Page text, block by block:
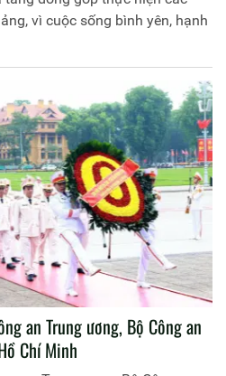
vì cuộc sống bình yên, hạnh
an Trung ương, Bộ Công an
Chí Minh